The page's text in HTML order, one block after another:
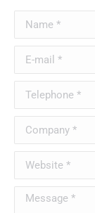
Name *
E-mail *
Telephone *
Company *
Website *
Message *